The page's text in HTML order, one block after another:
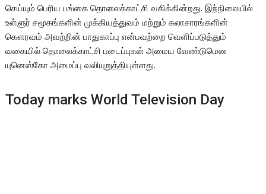
செய்யும் பெரிய பங்கை தொலைக்காட்சி வகிக்கின்றது. இந்நிலையில்
உள்ளுர் சமூகங்களின் முக்கியத்துவம் மற்றும் கலாசாரங்களின்
கௌரவம் அவற்றின் பாதுகாப்பு என்பவற்றை வெளிப்படுத்தும்
வகையில் தொலைக்காட்சி படைப்புகள் அமைய வேண்டுமென
யுனெஸ்கோ அமைப்பு வலியுறுத்தியுள்ளது.
Today marks World Television Day